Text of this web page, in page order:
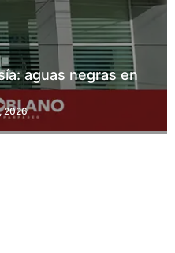
aguas negras en
2026